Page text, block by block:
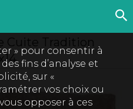
» pour consentir à
fins d’analyse et
sur «
vos choix ou
opposer à ces